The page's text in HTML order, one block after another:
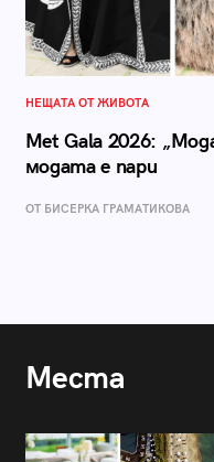
НЕЩАТА ОТ ЖИВОТА
Met Gala 2026:
модата е пари
ОТ БИСЕРКА ГРАМАТИКОВА
Места